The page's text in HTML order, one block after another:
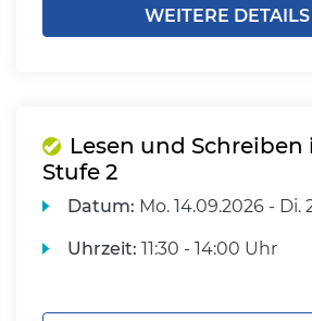
WEITERE DETAILS
Lesen und Schreiben
Stufe 2
Datum: Mo. 14.09.2026 - Di.
Uhrzeit: 11:30 - 14:00 Uhr